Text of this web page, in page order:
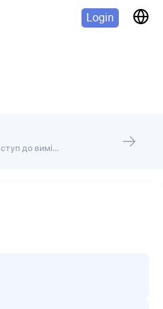
Login
Модуль 1. Огляд курсу та вступ до вимірювання PR